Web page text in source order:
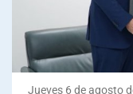
Jueves 6 de agosto